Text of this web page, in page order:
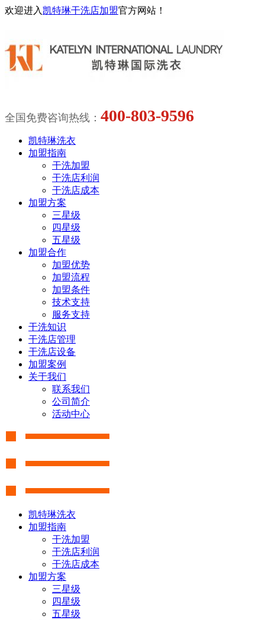
欢迎进入凯特琳干洗店加盟官方网站！
全国免费咨询热线： 400-803-9596
凯特琳洗衣
加盟指南
干洗加盟
干洗店利润
干洗店成本
加盟方案
三星级
四星级
五星级
加盟合作
加盟优势
加盟流程
加盟条件
技术支持
服务支持
干洗知识
干洗店管理
干洗店设备
加盟案例
关于我们
联系我们
公司简介
活动中心
凯特琳洗衣
加盟指南
干洗加盟
干洗店利润
干洗店成本
加盟方案
三星级
四星级
五星级